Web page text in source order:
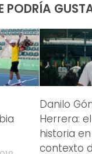
PODRÍA
Danilo
Herrera:
historia
contexto